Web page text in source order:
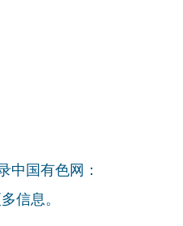
中国有色网：
信息。